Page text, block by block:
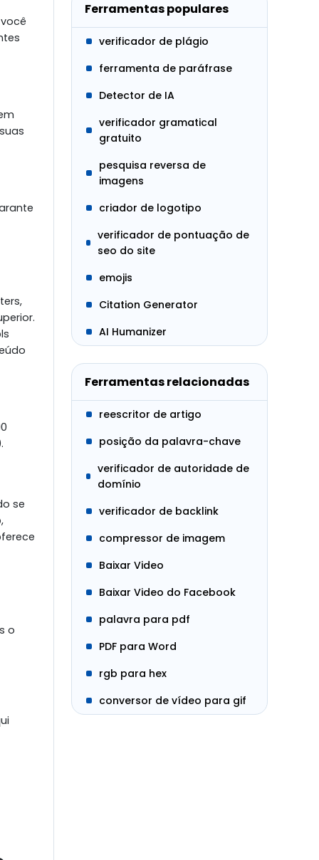
se
o
Ferramentas populares
verificador de plágio
ferramenta de paráfrase
Detector de IA
verificador gramatical
gratuito
pesquisa reversa de
imagens
criador de logotipo
verificador de pontuação de
seo do site
emojis
Citation Generator
AI Humanizer
Ferramentas relacionadas
reescritor de artigo
posição da palavra-chave
verificador de autoridade de
domínio
verificador de backlink
compressor de imagem
Baixar Video
Baixar Video do Facebook
palavra para pdf
PDF para Word
rgb para hex
conversor de vídeo para gif